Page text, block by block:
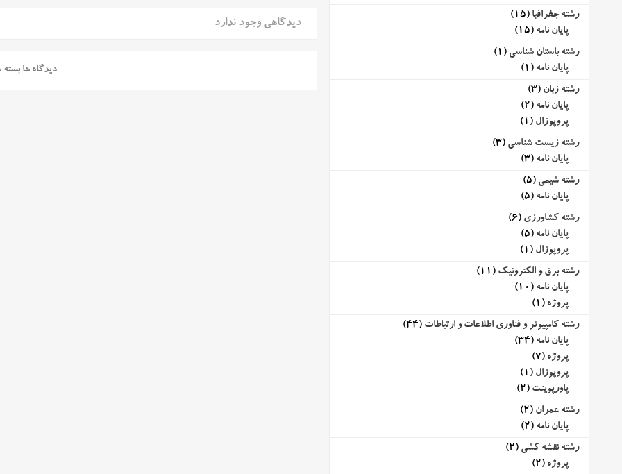
دیدگاهی وجود ندارد
دیدگاه ها
رشته جغرافیا (15)
پایان نامه (15)
رشته باستان شناسی (1)
پایان نامه (1)
رشته زبان (3)
پایان نامه (2)
پروپوزال (1)
رشته زیست شناسی (3)
پایان نامه (3)
رشته شیمی (5)
پایان نامه (5)
رشته کشاورزی (6)
پایان نامه (5)
پروپوزال (1)
رشته برق و الکترونیک (11)
پایان نامه (10)
پروژه (1)
رشته کامپیوتر و فناوری اطلاعات و ارتباطات (44)
پایان نامه (34)
پروژه (7)
پروپوزال (1)
پاورپوینت (2)
رشته عمران (2)
پایان نامه (2)
رشته نقشه کشی (2)
پروژه (2)